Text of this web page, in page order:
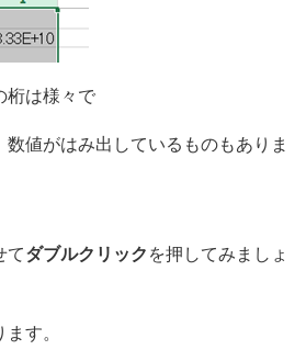
桁は様々で
値がはみ出しているものもありま
てダブルクリックを押してみましょ
す。